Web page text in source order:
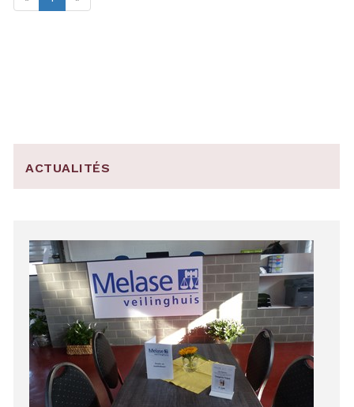
ACTUALITÉS